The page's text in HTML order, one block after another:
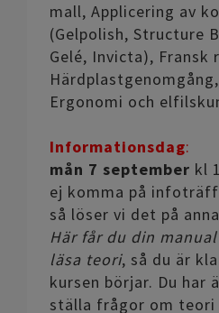
mall, Applicering av
(Gelpolish, Structure
Gelé, Invicta), Fransk
Ergonomi och
Informationsdag:
mån 7 september kl
ej komma på
så löser vi det på
Här får du din
läsa teori, så du är
kursen börjar. Du har
ställa frågor om teori